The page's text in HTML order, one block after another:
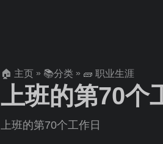
🏠 主页 » 📚分类 » 🧱 职业生涯
上班的第70个
上班的第70个工作日